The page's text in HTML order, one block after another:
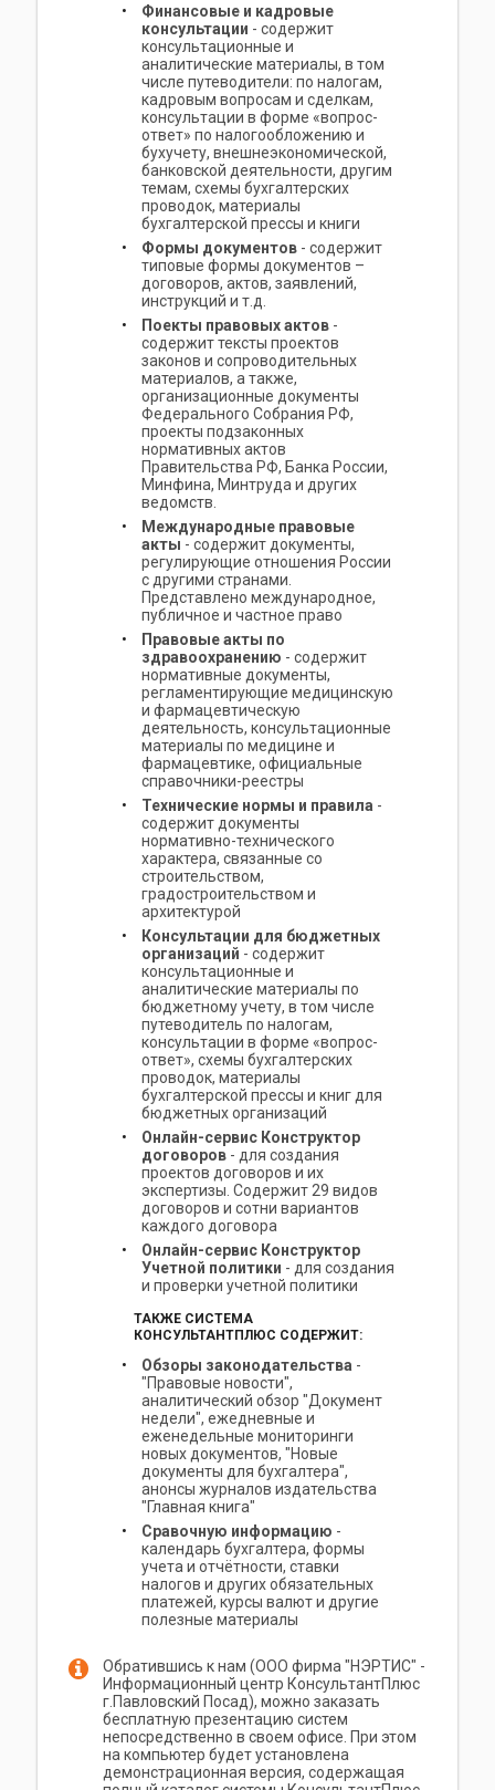
Финансовые и кадровые
консультации - содержит
консультационные и
аналитические материалы, в том
числе путеводители: по налогам,
кадровым вопросам и сделкам,
консультации в форме «вопрос-
ответ» по налогообложению и
бухучету, внешнеэкономической,
банковской деятельности, другим
темам, схемы бухгалтерских
проводок, материалы
бухгалтерской прессы и книги
Формы документов- содержит
типовые формы документов –
договоров, актов, заявлений,
инструкций и т.д.
Поекты правовых актов-
содержит тексты проектов
законов и сопроводительных
материалов, а также,
организационные документы
Федерального Собрания РФ,
проекты подзаконных
нормативных актов
Правительства РФ, Банка России,
Минфина, Минтруда и других
ведомств.
Международные правовые
акты - содержит документы,
регулирующие отношения России
с другими странами.
Представлено международное,
публичное и частное право
Правовые акты по
здравоохранению - содержит
нормативные документы,
регламентирующие медицинскую
и фармацевтическую
деятельность, консультационные
материалы по медицине и
фармацевтике, официальные
справочники-реестры
Технические нормы и правила -
содержит документы
нормативно-технического
характера, связанные со
строительством,
градостроительством и
архитектурой
Консультации для бюджетных
организаций - содержит
консультационные и
аналитические материалы по
бюджетному учету, в том числе
путеводитель по налогам,
консультации в форме «вопрос-
ответ», схемы бухгалтерских
проводок, материалы
бухгалтерской прессы и книг для
бюджетных организаций
Онлайн-сервис Конструктор
договоров- для создания
проектов договоров и их
экспертизы. Содержит 29 видов
договоров и сотни вариантов
каждого договора
Онлайн-сервис Конструктор
Учетной политики - для создания
и проверки учетной политики
ТАКЖЕ СИСТЕМА
КОНСУЛЬТАНТПЛЮС СОДЕРЖИТ:
Обзоры законодательства -
"Правовые новости",
аналитический обзор "Документ
недели", ежедневные и
еженедельные мониторинги
новых документов, "Новые
документы для бухгалтера",
анонсы журналов издательства
"Главная книга"
Сравочную информацию -
календарь бухгалтера, формы
учета и отчётности, ставки
налогов и других обязательных
платежей, курсы валют и другие
полезные материалы
Обратившись к нам (ООО фирма "НЭРТИС" -
Информационный центр КонсультантПлюс
г.Павловский Посад), можно заказать
бесплатную презентацию систем
непосредственно в своем офисе. При этом
на компьютер будет установлена
демонстрационная версия, содержащая